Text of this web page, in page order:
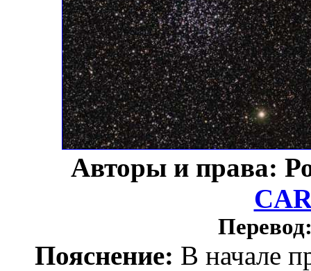
Авторы и права:
Пояснение: В начале